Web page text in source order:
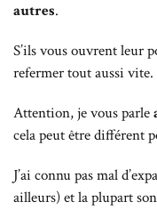
autres.
S’ils vous ouvrent leur
refermer tout aussi vite.
Attention, je vous parle
cela peut être différent
J’ai connu pas mal
ailleurs) et la plupart